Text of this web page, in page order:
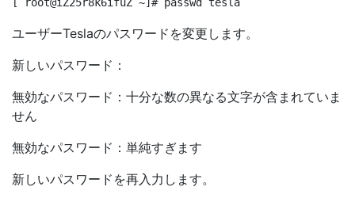
ユーザーTeslaのパスワードを変更します。
新しいパスワード：
無効なパスワード：十分な数の異なる文字が含まれていま
せん
無効なパスワード：単純すぎます
新しいパスワードを再入力します。